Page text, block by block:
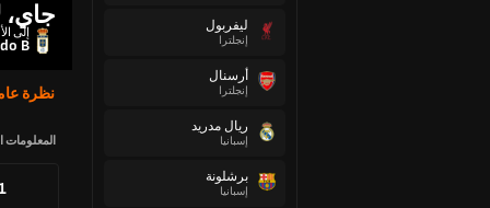
ليفربول
إنجلترا
أرسنال
إنجلترا
ريال مدريد
إسبانيا
برشلونة
إسبانيا
جاي،
إلى
B
نظرة
المعلومات